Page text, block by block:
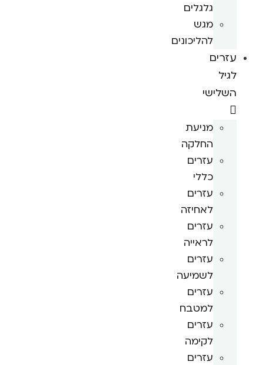
גלגלים
מגש
להליכונים
עזרים
לגיל
השלישי
מניעת
החלקה
עזרים
כללי
עזרים
לאחיזה
עזרים
לראייה
עזרים
לשמיעה
עזרים
למטבח
עזרים
לקימה
עזרים